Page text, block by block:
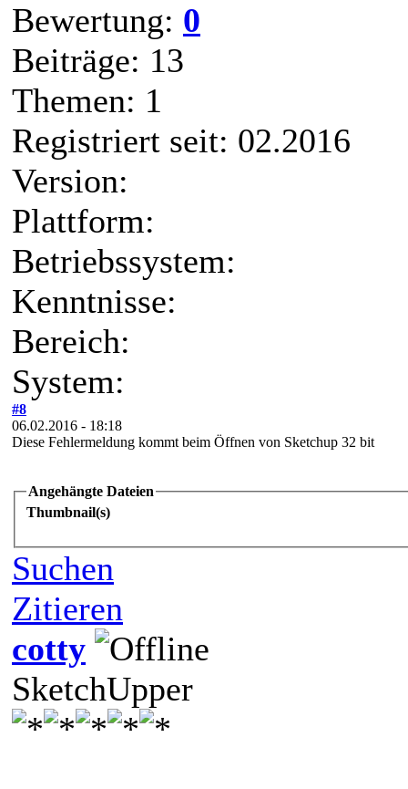
Bewertung: 0
Beiträge: 13
Themen: 1
Registriert seit: 02.2016
Version:
Plattform:
Betriebssystem:
Kenntnisse:
Bereich:
System:
#8
06.02.2016 - 18:18
Diese Fehlermeldung kommt beim Öffnen von Sketchup 32 bit
Angehängte Dateien
Thumbnail(s)
Suchen
Zitieren
cotty
SketchUpper